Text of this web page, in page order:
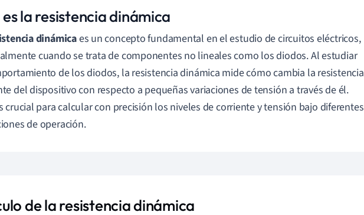
es la resistencia dinámica
dinámicaes un concepto fundamental en el estudio de circuitos eléctricos,
cuando se trata de componentes no lineales como los diodos. Al estudiar
de los diodos, la resistencia dinámica mide cómo cambia la resistencia
del dispositivo con respecto a pequeñas variaciones de tensión a través de él.
crucial para calcular con precisión los niveles de corriente y tensión bajo diferentes
de operación.
de la resistencia dinámica